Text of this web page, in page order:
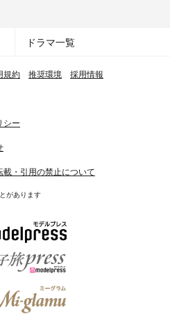
ドラマ一覧
規約 推奨環境 採用情報
シー
・引用の禁止について
があります